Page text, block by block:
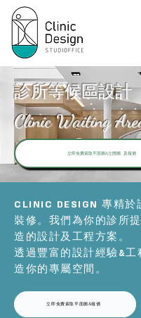
診所等候區設計
Clinic Waiting
立即免費索取平面圖&立體圖, 及報價
CLINIC DESIGN 專精於
裝修。我們為你的診所
造的設計及工程方案。
透過豐富的設計經驗&工
造你的專屬空間。
立即免費索取平面圖&報價